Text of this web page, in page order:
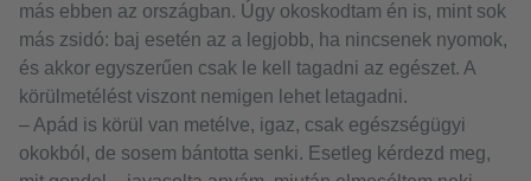
más ebben az országban. Úgy okoskodtam én is, mint sok
más zsidó: baj esetén az a legjobb, ha nincsenek nyomok,
és akkor egyszerűen csak le kell tagadni az egészet. A
körülmetélést viszont nemigen lehet letagadni.
– Apád is körül van metélve, igaz, csak egészségügyi
okokból, de sosem bántotta senki. Esetleg kérdezd meg,